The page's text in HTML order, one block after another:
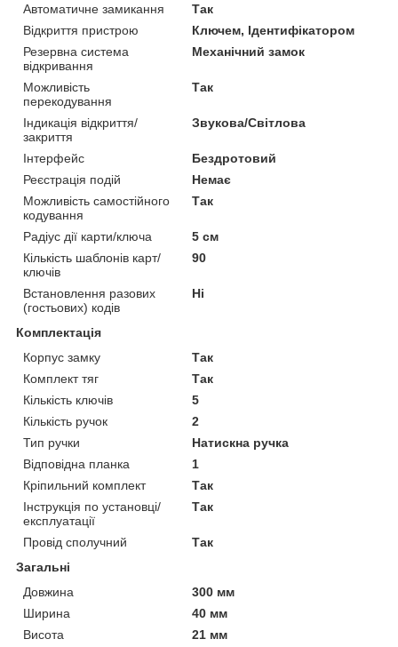
Автоматичне замикання
Так
Відкриття пристрою
Ключем, Ідентифікатором
Резервна система
відкривання
Механічний замок
Можливість
перекодування
Так
Індикація відкриття/
закриття
Звукова/Світлова
Інтерфейс
Бездротовий
Реєстрація подій
Немає
Можливість самостійного
кодування
Так
Радіус дії карти/ключа
5 см
Кількість шаблонів карт/
ключів
90
Встановлення разових
(гостьових) кодів
Ні
Комплектація
Корпус замку
Так
Комплект тяг
Так
Кількість ключів
5
Кількість ручок
2
Тип ручки
Натискна ручка
Відповідна планка
1
Кріпильний комплект
Так
Інструкція по установці/
експлуатації
Так
Провід сполучний
Так
Загальні
Довжина
300 мм
Ширина
40 мм
Висота
21 мм